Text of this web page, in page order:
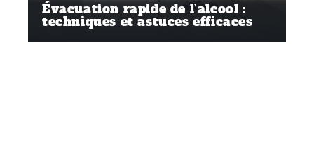
Évacuation rapide de l’alcool :
techniques et astuces efficaces